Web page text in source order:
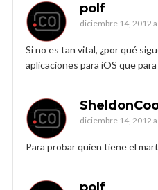
polf
diciembre 14, 2012
Si no es tan vital, ¿por qué
aplicaciones para iOS que
diciembre 14, 2012
Para probar quien tiene el